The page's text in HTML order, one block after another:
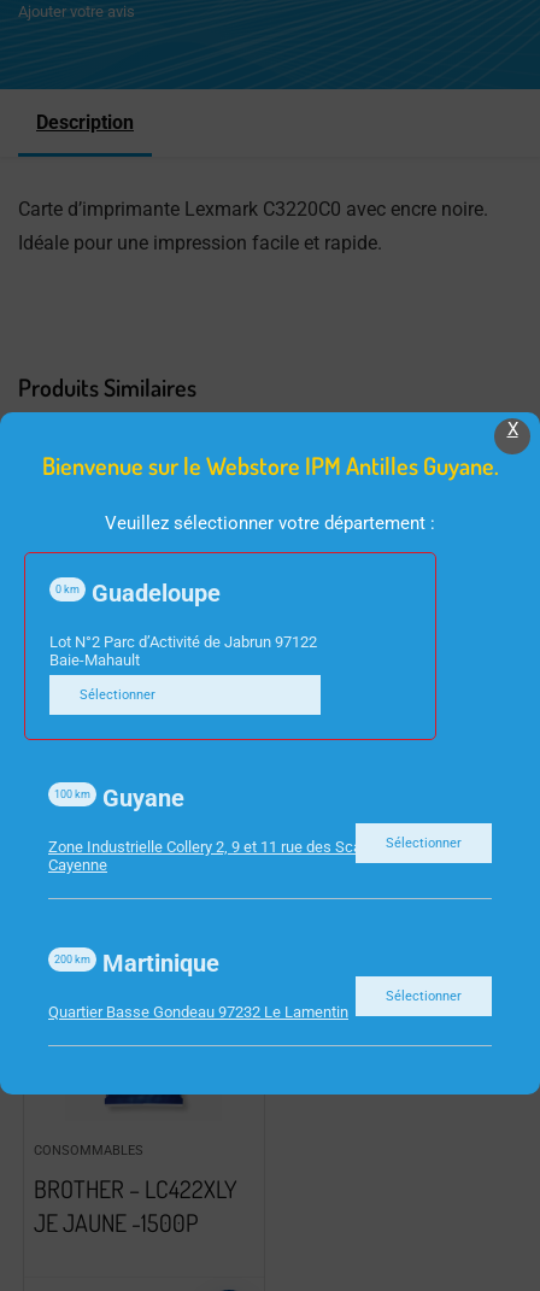
Ajouter votre avis
Description
Carte d’imprimante Lexmark C3220C0 avec encre noire.
Idéale pour une impression facile et rapide.
Produits Similaires
CONSOMMABLES
HP 963XL –
CARTOUCHE JAUNE
D’IMPRESSION NOIR –
CONSOMMABLES
BROTHER – LC422XLY
JE JAUNE -1500P
X
Bienvenue sur le Webstore IPM Antilles Guyane.
Veuillez sélectionner votre département :
Guadeloupe
0 km
Lot N°2 Parc d’Activité de Jabrun 97122
Baie-Mahault
Sélectionner
Guyane
100 km
Zone Industrielle Collery 2, 9 et 11 rue des Scarabees 97300
Cayenne
Sélectionner
Martinique
200 km
Quartier Basse Gondeau 97232 Le Lamentin
Sélectionner